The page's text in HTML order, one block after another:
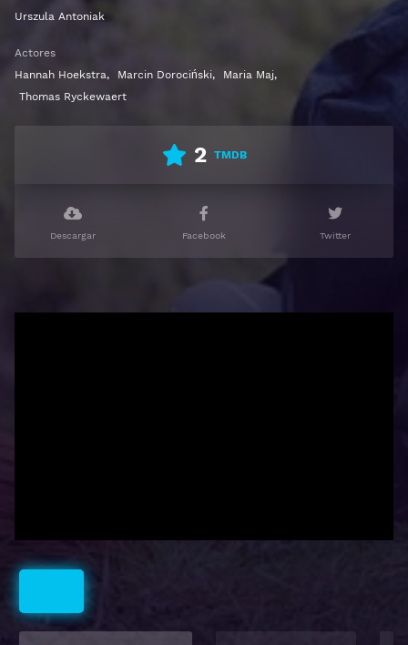
Urszula Antoniak
Actores
Hannah Hoekstra, Marcin Dorociński, Maria Maj,
Thomas Ryckewaert
2 TMDB
Descargar Facebook Twitter